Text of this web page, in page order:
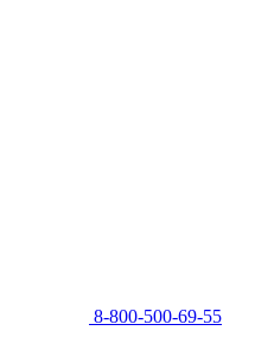
8-800-500-69-55